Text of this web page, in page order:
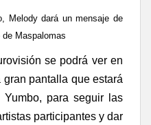
Melody dará un mensaje de
Maspalomas
se podrá ver en
pantalla que estará
para seguir las
participantes y dar